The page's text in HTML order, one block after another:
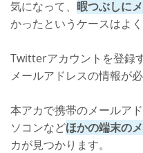
気になって、 暇つぶしに
かったというケースはよく
Twitterアカウントを登録
メールアドレスの情報が必
本アカで携帯のメールア
ソコンなどほかの端末の
カが見つかります。